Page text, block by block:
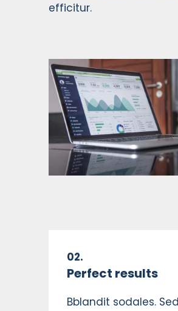
efficitur.
02.
Perfect results
Bblandit sodales.